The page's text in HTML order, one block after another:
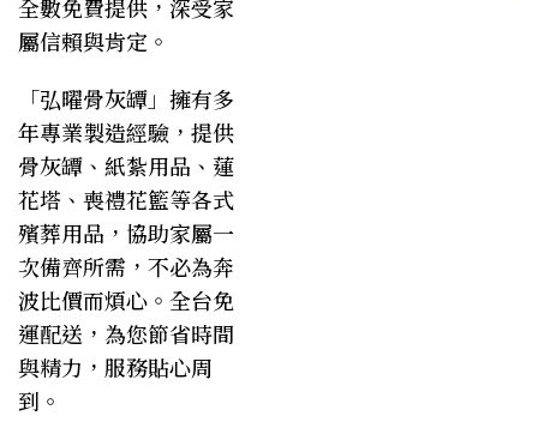
全數免費提供，深受家
屬信賴與肯定。
「弘曜骨灰罈」 擁有多
年專業製造經驗，提供
骨灰罈、紙紮用品、蓮
花塔、喪禮花籃等各式
殯葬用品，協助家屬一
次備齊所需，不必為奔
波比價而煩心。全台免
運配送，為您節省時間
與精力，服務貼心周
到。